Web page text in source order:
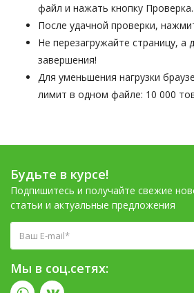
файл и нажать кнопку Проверка.
После удачной проверки,
Не перезагружайте страницу, а
завершения!
Для уменьшения нагрузки
лимит в одном файле: 10 000
Будьте в курсе!
Подпишитесь и получайте свежие
статьи и актуальные предложения
Мы в соц.сетях: